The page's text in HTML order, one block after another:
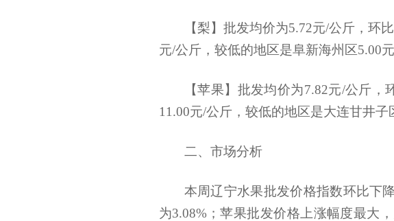
【梨】批发均价为5.72元/公斤，环
元/公斤，较低的地区是阜新海州区5.00元
【苹果】批发均价为7.82元/公斤
11.00元/公斤，较低的地区是大连甘井子
二、市场分析
本周辽宁水果批发价格指数环比下
为3.08%；苹果批发价格上涨幅度最大